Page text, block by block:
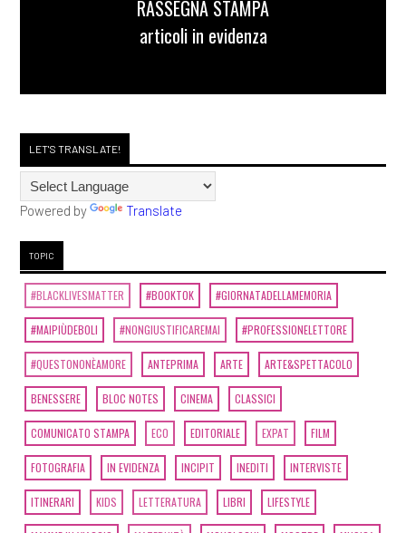
RASSEGNA STAMPA
articoli in evidenza
LET'S TRANSLATE!
Powered by Translate
TOPIC
#BLACKLIVESMATTER #BOOKTOK #GIORNATADELLAMEMORIA
#MAIPIÙDEBOLI #NONGIUSTIFICAREMAI #PROFESSIONELETTORE
#QUESTONONÈAMORE ANTEPRIMA ARTE ARTE&SPETTACOLO
BENESSERE BLOC NOTES CINEMA CLASSICI
COMUNICATO STAMPA ECO EDITORIALE EXPAT FILM
FOTOGRAFIA IN EVIDENZA INCIPIT INEDITI INTERVISTE
ITINERARI KIDS LETTERATURA LIBRI LIFESTYLE